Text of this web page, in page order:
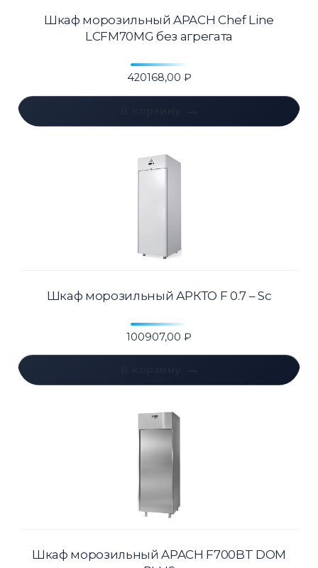
Шкаф морозильный APACH Chef Line
LCFM70MG без агрегата
420168,00 ₽
Шкаф морозильный АРКТО F 0.7 – Sc
100907,00 ₽
Шкаф морозильный APACH F700BT DOM